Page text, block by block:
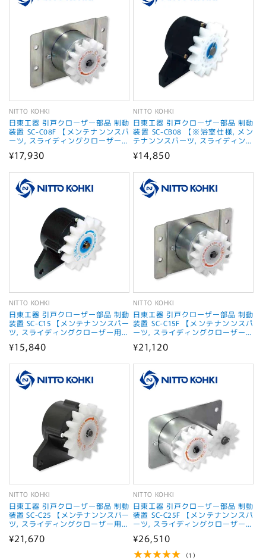
合
計
販
売
元:
NITTO KOHKI
日東工器 引戸クローザー部品 制動
装置 SC-C08F 【メンテナンンスパ
ーツ, スライディングクローザー用
通
常
価
格
¥17,930
販
売
元:
NITTO KOHKI
日東工器 引戸クローザー部品 制動
装置 SC-CB08 【※浴室仕様, メン
テナンンスパーツ, スライディング
通
常
価
格
¥14,850
販
売
元:
NITTO KOHKI
日東工器 引戸クローザー部品 制動
装置 SC-C15 【メンテナンンスパー
ツ, スライディングクローザー用部
通
常
価
格
¥15,840
販
売
元:
NITTO KOHKI
日東工器 引戸クローザー部品 制動
装置 SC-C15F 【メンテナンンスパ
ーツ, スライディングクローザー用
通
常
価
格
¥21,120
販
売
元:
NITTO KOHKI
日東工器 引戸クローザー部品 制動
装置 SC-C25 【メンテナンンスパー
ツ, スライディングクローザー用部
通
¥21,670
販
売
元:
NITTO KOHKI
日東工器 引戸クローザー部品 制動
装置 SC-C25F 【メンテナンンスパ
ーツ, スライディングクローザー用
通
常
¥26,510
（1）